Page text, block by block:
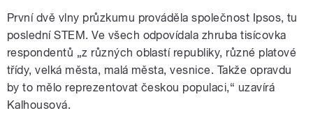
První dvě vlny průzkumu prováděla společnost Ipsos, tu
poslední STEM. Ve všech odpovídala zhruba tisícovka
respondentů „z různých oblastí republiky, různé platové
třídy, velká města, malá města, vesnice. Takže opravdu
by to mělo reprezentovat českou populaci,“ uzavírá
Kalhousová.